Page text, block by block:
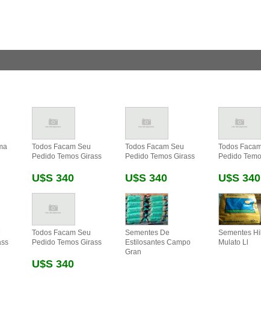
Todos Facam Seu
Pedido Temos Girass
U$s 340
Todos Facam Seu
Pedido Temos Girass
U$s 340
Todos
Pedido
U$s 340
Todos Facam Seu
Pedido Temos Girass
U$s 340
Sementes De
Estilosantes Campo
Gran
Sementes
Mulato Ll